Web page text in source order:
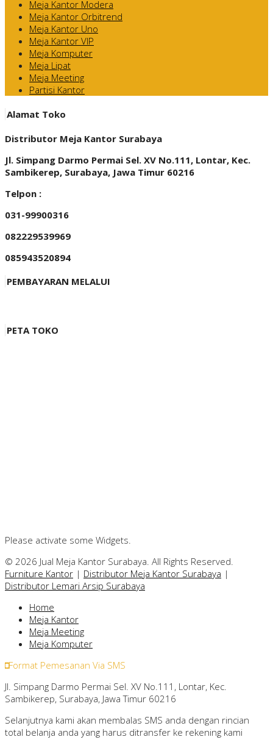
Meja Kantor Modera
Meja Kantor Orbitrend
Meja Kantor Uno
Meja Kantor VIP
Meja Komputer
Meja Lipat
Meja Meeting
Partisi Kantor
Alamat Toko
Distributor Meja Kantor Surabaya
Jl. Simpang Darmo Permai Sel. XV No.111, Lontar, Kec.
Sambikerep, Surabaya, Jawa Timur 60216
Telpon :
031-99900316
082229539969
085943520894
PEMBAYARAN MELALUI
PETA TOKO
Please activate some Widgets.
© 2026 Jual Meja Kantor Surabaya. All Rights Reserved.
Furniture Kantor | Distributor Meja Kantor Surabaya |
Distributor Lemari Arsip Surabaya
Home
Meja Kantor
Meja Meeting
Meja Komputer
Format Pemesanan Via SMS
Jl. Simpang Darmo Permai Sel. XV No.111, Lontar, Kec.
Sambikerep, Surabaya, Jawa Timur 60216
Selanjutnya kami akan membalas SMS anda dengan rincian
total belanja anda yang harus ditransfer ke rekening kami